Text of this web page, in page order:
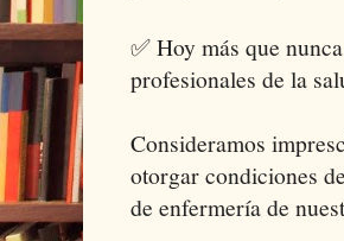
✅ Hoy más que
profesionales de la
Consideramos
otorgar condiciones
de enfermería de